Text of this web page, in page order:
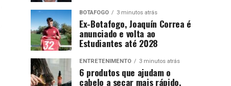
BOTAFOGO 3 minutos atrás
Ex-Botafogo, Joaquín Correa é
anunciado e volta ao
Estudiantes até 2028
ENTRETENIMENTO 3 minutos atrás
6 produtos que ajudam o
cabelo a secar mais rápido,